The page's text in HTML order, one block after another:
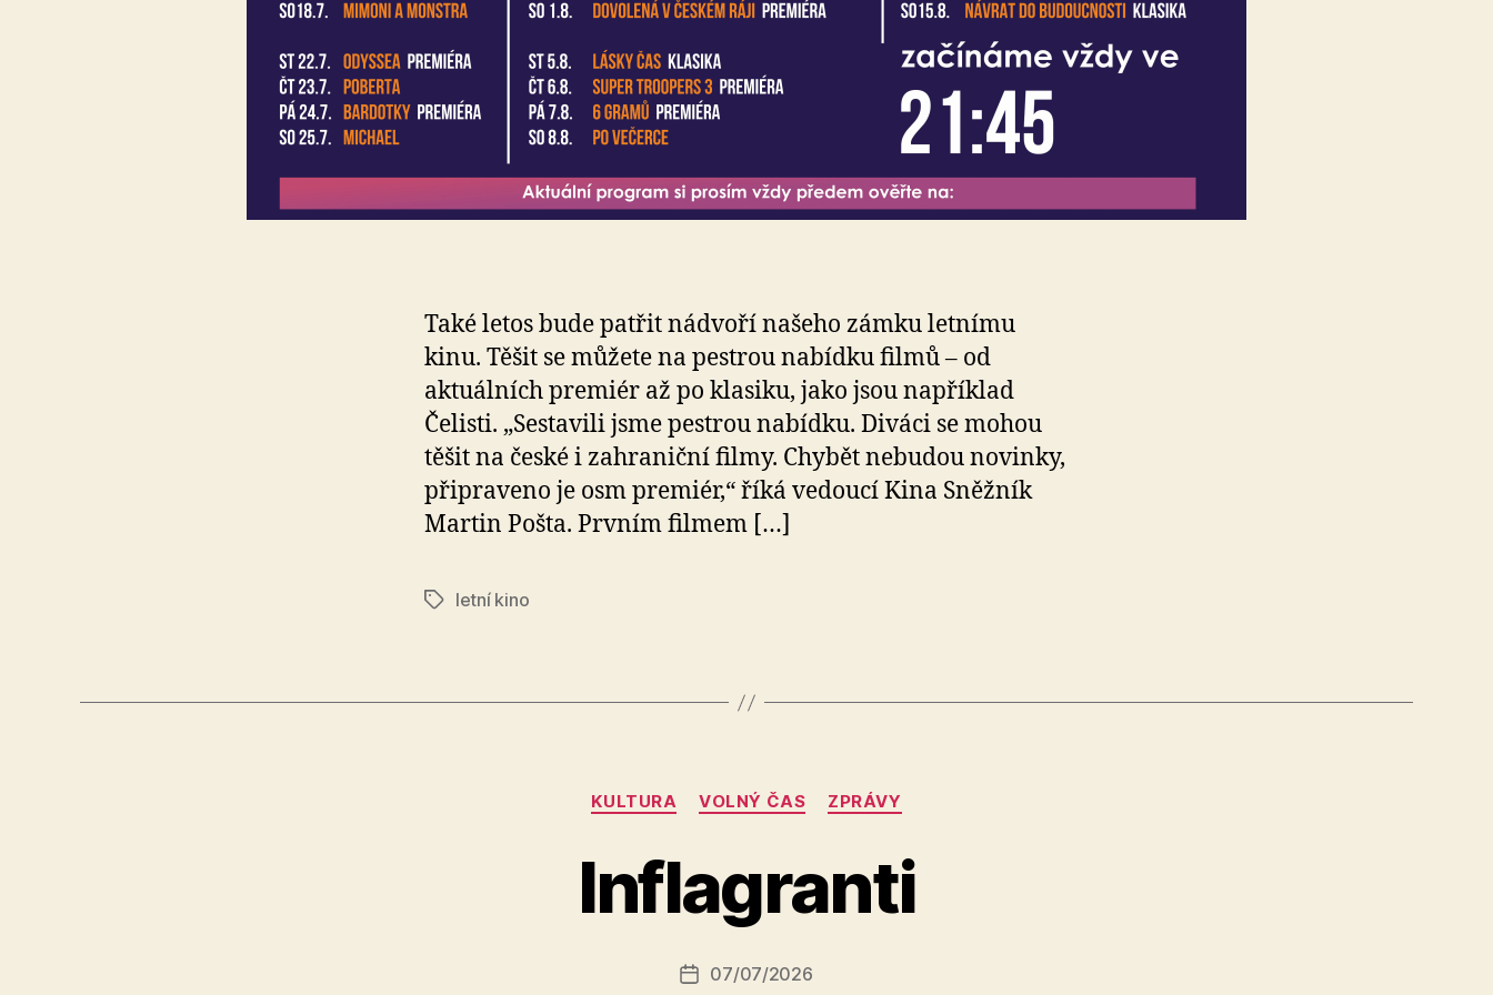
Také letos bude patřit nádvoří našeho zámku letnímu
kinu. Těšit se můžete na pestrou nabídku filmů – od
aktuálních premiér až po klasiku, jako jsou například
Čelisti. „Sestavili jsme pestrou nabídku. Diváci se mohou
těšit na české i zahraniční filmy. Chybět nebudou novinky,
připraveno je osm premiér,“ říká vedoucí Kina Sněžník
Martin Pošta. Prvním filmem […]
Štítkyletní kino
Rubriky
KULTURA VOLNÝ ČAS ZPRÁVY
Inflagranti
Autor
t
o
a
Datum
07/07/2026